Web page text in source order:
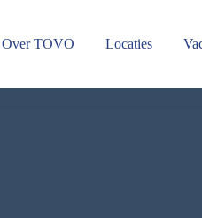
Over TOVO Locaties